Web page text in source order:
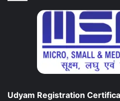
Udyam Registration